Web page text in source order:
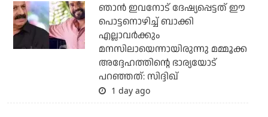
ഞാന്‍ ഇവനോട് ദേഷ്യപ്പെട്ടത് ഈ
പൊട്ടനൊഴിച്ച് ബാക്കി
എല്ലാവര്‍ക്കും
മനസിലായെന്നായിരുന്നു മമ്മൂക്ക
അദ്ദേഹത്തിന്റെ ഭാര്യയോട്
പറഞ്ഞത്: സിദ്ദിഖ്
1 day ago